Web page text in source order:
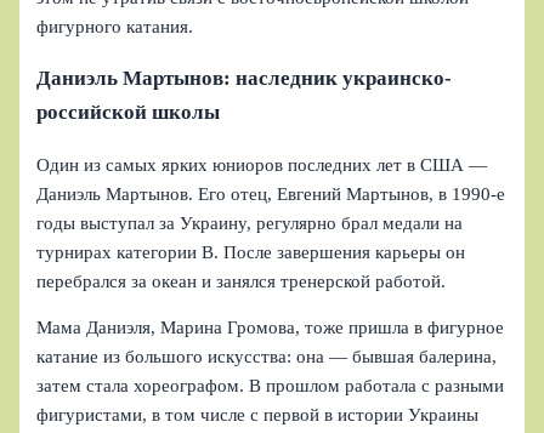
фигурного катания.
Даниэль Мартынов: наследник украинско-
российской школы
Один из самых ярких юниоров последних лет в США —
Даниэль Мартынов. Его отец, Евгений Мартынов, в 1990-е
годы выступал за Украину, регулярно брал медали на
турнирах категории B. После завершения карьеры он
перебрался за океан и занялся тренерской работой.
Мама Даниэля, Марина Громова, тоже пришла в фигурное
катание из большого искусства: она — бывшая балерина,
затем стала хореографом. В прошлом работала с разными
фигуристами, в том числе с первой в истории Украины